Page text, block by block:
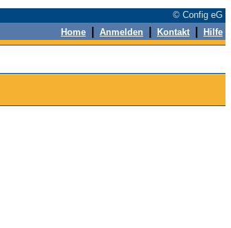
© Config eG
Home Anmelden Kontakt Hilfe